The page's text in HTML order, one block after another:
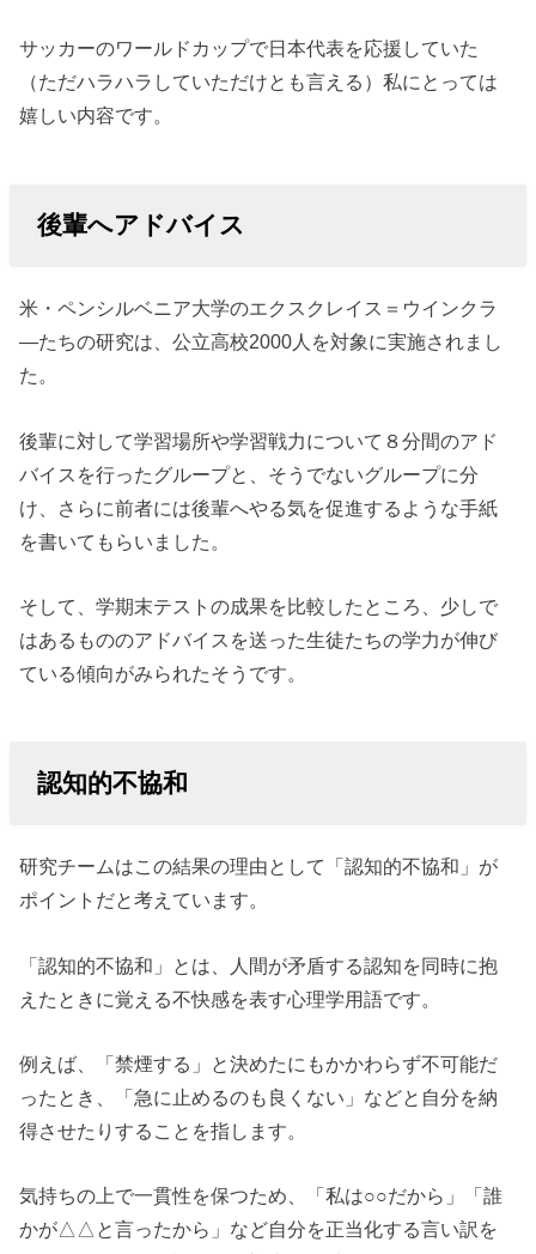
サッカーのワールドカップで日本代表を応援していた
（ただハラハラしていただけとも言える）私にとっては
嬉しい内容です。
後輩へアドバイス
米・ペンシルベニア大学のエクスクレイス＝ウインクラ
―たちの研究は、公立高校2000人を対象に実施されまし
た。
後輩に対して学習場所や学習戦力について８分間のアド
バイスを行ったグループと、そうでないグループに分
け、さらに前者には後輩へやる気を促進するような手紙
を書いてもらいました。
そして、学期末テストの成果を比較したところ、少しで
はあるもののアドバイスを送った生徒たちの学力が伸び
ている傾向がみられたそうです。
認知的不協和
研究チームはこの結果の理由として「認知的不協和」が
ポイントだと考えています。
「認知的不協和」とは、人間が矛盾する認知を同時に抱
えたときに覚える不快感を表す心理学用語です。
例えば、「禁煙する」と決めたにもかかわらず不可能だ
ったとき、「急に止めるのも良くない」などと自分を納
得させたりすることを指します。
気持ちの上で一貫性を保つため、「私は○○だから」「誰
かが△△と言ったから」など自分を正当化する言い訳を